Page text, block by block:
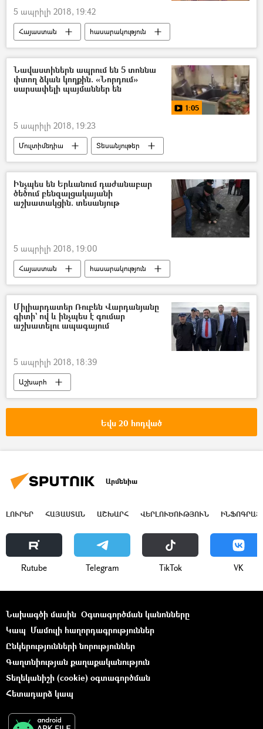
5 ապրիլի 2018, 19:42
Հայաստան հասարակություն
Նավաստիներն ապրում են 5 տոննա
փտող ձկան կողքին. «Նորդում»
սարսափելի պայմաններ են
1:05
5 ապրիլի 2018, 19:23
Մուլտիմեդիա Տեսանյութեր
Ինչպես են Երևանում դաժանաբար
ծեծում բենզալցակայանի
աշխատակցին. տեսանյութ
5 ապրիլի 2018, 19:00
Հայաստան հասարակություն
Միլիարդատեր Ռուբեն Վարդանյանը
գիտի` ով և ինչպես է գումար
աշխատելու ապագայում
5 ապրիլի 2018, 18:39
Աշխարհ
Եվս 20 հոդված
Արմենիա
ԼՈՒՐԵՐ ՀԱՅԱՍՏԱՆ ԱՇԽԱՐՀ ՎԵՐԼՈՒԾՈՒԹՅՈՒՆ
Rutube Telegram ТikТоk VK
Նախագծի մասին Օգտագործման կանոնները
Կապ Մամուլի հաղորդագրություններ
Ընկերությունների նորություններ
Գաղտնիության քաղաքականություն
Տեղեկանիշի (cookie) օգտագործման
Հետադարձ կապ